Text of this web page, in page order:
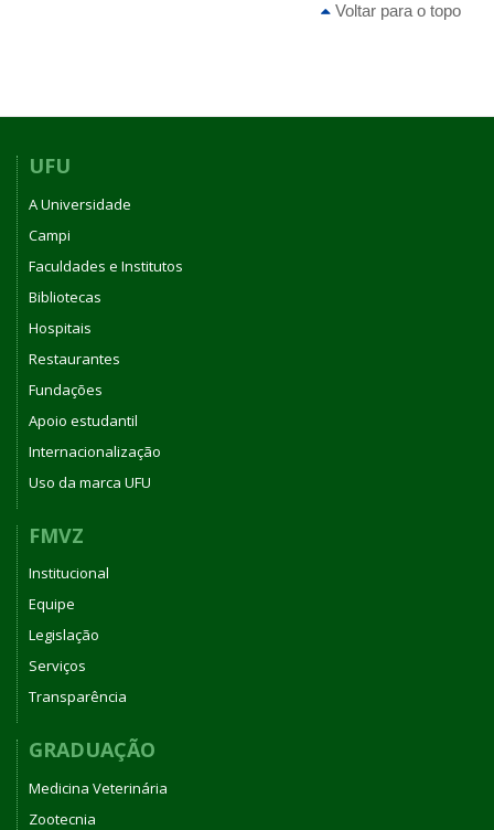
Voltar para o topo
UFU
A Universidade
Campi
Faculdades e Institutos
Bibliotecas
Hospitais
Restaurantes
Fundações
Apoio estudantil
Internacionalização
Uso da marca UFU
FMVZ
Institucional
Equipe
Legislação
Serviços
Transparência
GRADUAÇÃO
Medicina Veterinária
Zootecnia